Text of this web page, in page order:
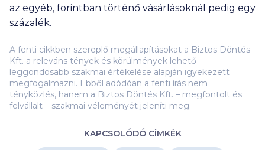
az egyéb, forintban történő vásárlásoknál pedig egy
százalék.
A fenti cikkben szereplő megállapításokat a Biztos Döntés
Kft. a releváns tények és körülmények lehető
leggondosabb szakmai értékelése alapján igyekezett
megfogalmazni. Ebből adódóan a fenti írás nem
tényközlés, hanem a Biztos Döntés Kft. – megfontolt és
felvállalt – szakmai véleményét jeleníti meg.
KAPCSOLÓDÓ CÍMKÉK